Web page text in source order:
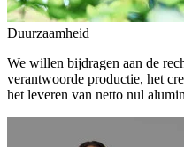
Duurzaamheid
We willen bijdragen aan de
verantwoorde productie, het
het leveren van netto nul